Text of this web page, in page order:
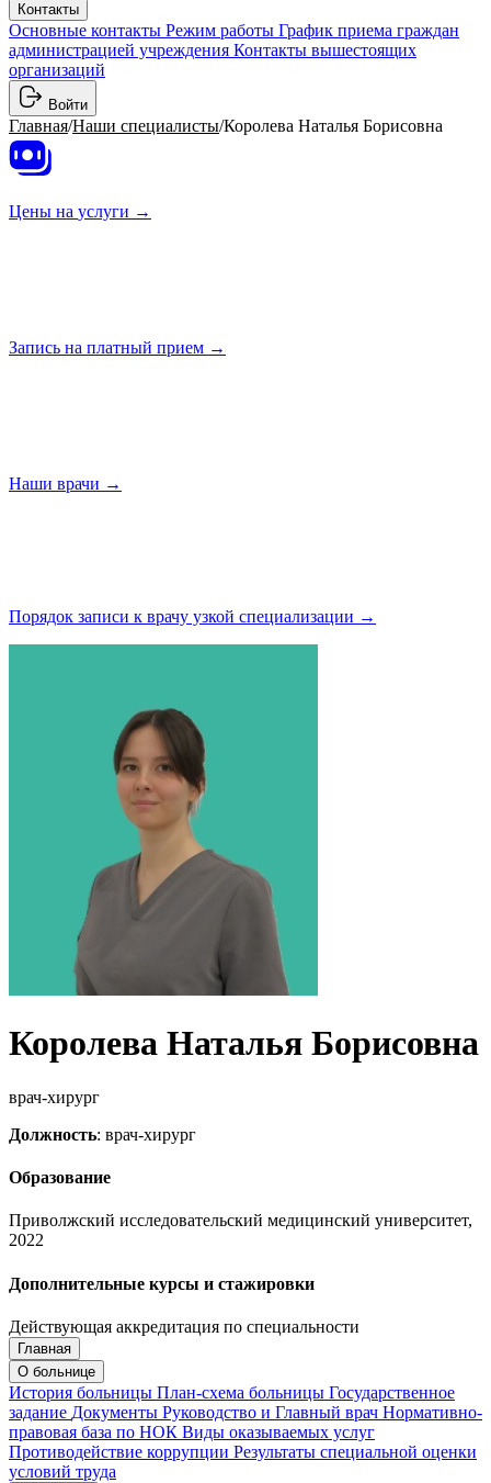
Контакты
Основные контакты Режим работы График приема граждан
администрацией учреждения Контакты вышестоящих
организаций
Войти
Главная/Наши специалисты/Королева Наталья Борисовна
Цены на услуги →
Запись на платный прием →
Наши врачи →
Порядок записи к врачу узкой специализации →
Королева Наталья Борисовна
врач-хирург
Должность: врач-хирург
Образование
Приволжский исследовательский медицинский университет,
2022
Дополнительные курсы и стажировки
Действующая аккредитация по специальности
Запись на приём
Подтвердить запись Отмена
Запись подтверждена
Мои записи
Главная
О больнице
История больницы План-схема больницы Государственное
задание Документы Руководство и Главный врач Нормативно-
правовая база по НОК Виды оказываемых услуг
Противодействие коррупции Результаты специальной оценки
условий труда